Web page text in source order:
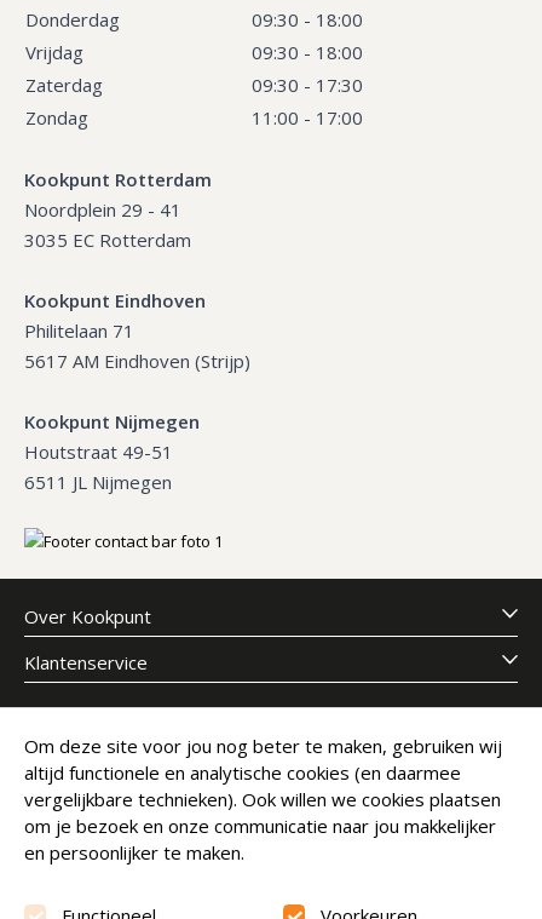
Donderdag
09:30 - 18:00
Vrijdag
09:30 - 18:00
Zaterdag
09:30 - 17:30
Zondag
11:00 - 17:00
Kookpunt Rotterdam
Noordplein 29 - 41
3035 EC Rotterdam
Kookpunt Eindhoven
Philitelaan 71
5617 AM Eindhoven (Strijp)
Kookpunt Nijmegen
Houtstraat 49-51
6511 JL Nijmegen
Over Kookpunt
Klantenservice
Meld je aan voor onze nieuwsbrief
E-mailadres
Abonneer
Om deze site voor jou nog beter te maken, gebruiken wij
altijd functionele en analytische cookies (en daarmee
vergelijkbare technieken). Ook willen we cookies plaatsen
om je bezoek en onze communicatie naar jou makkelijker
en persoonlijker te maken.